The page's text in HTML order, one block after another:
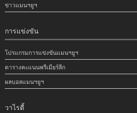
ข่าวแมนฯยูฯ
การแข่งขัน
โปรแกรมการแข่งขันแมนฯยูฯ
ตารางคะแนนพรีเมียร์ลีก
ผลบอลแมนฯยูฯ
วาไรตี้